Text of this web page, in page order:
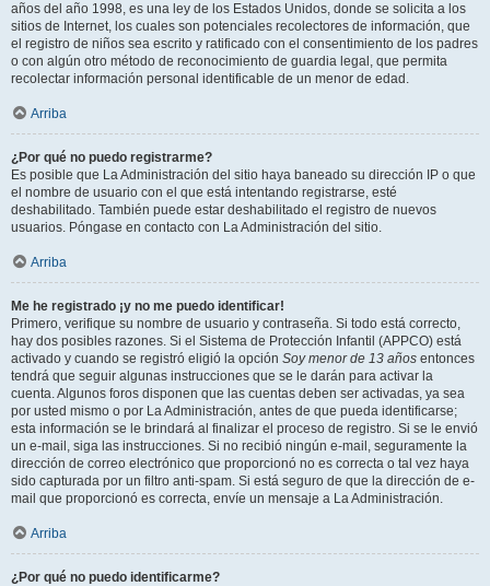
años del año 1998, es una ley de los Estados Unidos, donde se solicita a los
sitios de Internet, los cuales son potenciales recolectores de información, que
el registro de niños sea escrito y ratificado con el consentimiento de los padres
o con algún otro método de reconocimiento de guardia legal, que permita
recolectar información personal identificable de un menor de edad.
Arriba
¿Por qué no puedo registrarme?
Es posible que La Administración del sitio haya baneado su dirección IP o que
el nombre de usuario con el que está intentando registrarse, esté
deshabilitado. También puede estar deshabilitado el registro de nuevos
usuarios. Póngase en contacto con La Administración del sitio.
Arriba
Me he registrado ¡y no me puedo identificar!
Primero, verifique su nombre de usuario y contraseña. Si todo está correcto,
hay dos posibles razones. Si el Sistema de Protección Infantil (APPCO) está
activado y cuando se registró eligió la opción Soy menor de 13 años entonces
tendrá que seguir algunas instrucciones que se le darán para activar la
cuenta. Algunos foros disponen que las cuentas deben ser activadas, ya sea
por usted mismo o por La Administración, antes de que pueda identificarse;
esta información se le brindará al finalizar el proceso de registro. Si se le envió
un e-mail, siga las instrucciones. Si no recibió ningún e-mail, seguramente la
dirección de correo electrónico que proporcionó no es correcta o tal vez haya
sido capturada por un filtro anti-spam. Si está seguro de que la dirección de e-
mail que proporcionó es correcta, envíe un mensaje a La Administración.
Arriba
¿Por qué no puedo identificarme?